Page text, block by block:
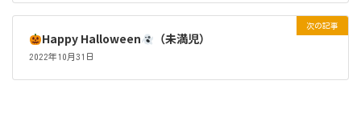
次の記事
Happy Halloween （未満児）
2022年10月31日